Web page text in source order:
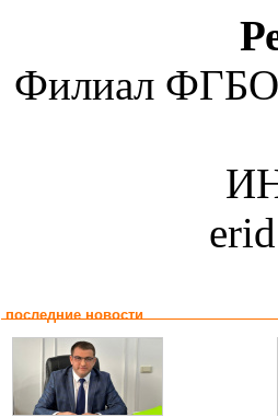
Филиал
последние новости